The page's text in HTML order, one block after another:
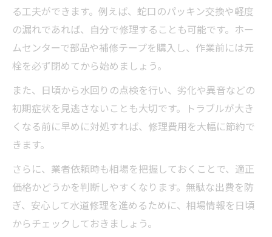
る工夫ができます。例えば、蛇口のパッキン交換や軽度
の漏れであれば、自分で修理することも可能です。ホー
ムセンターで部品や補修テープを購入し、作業前には元
栓を必ず閉めてから始めましょう。
また、日頃から水回りの点検を行い、劣化や異音などの
初期症状を見逃さないことも大切です。トラブルが大き
くなる前に早めに対処すれば、修理費用を大幅に節約で
きます。
さらに、業者依頼時も相場を把握しておくことで、適正
価格かどうかを判断しやすくなります。無駄な出費を防
ぎ、安心して水道修理を進めるために、相場情報を日頃
からチェックしておきましょう。